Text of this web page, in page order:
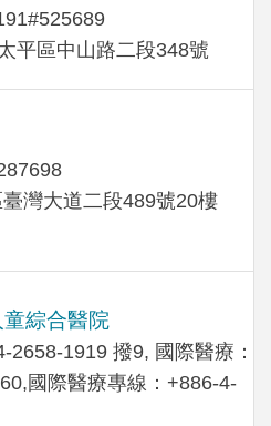
平區中山路二段348號
灣大道二段489號20樓
綜合醫院
2658-1919 撥9, 國際醫療：
國際醫療專線：+886-4-